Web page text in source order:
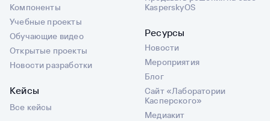
Компоненты
Учебные проекты
Обучающие видео
Открытые проекты
Новости разработки
Кейсы
Все кейсы
KasperskyOS
Ресурсы
Новости
Мероприятия
Блог
Сайт «Лаборатории
Касперского»
Медиакит